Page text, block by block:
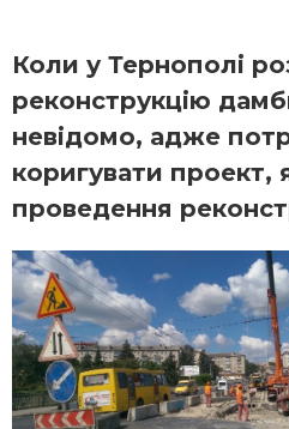
Коли у Тернополі
реконструкцію
невідомо, адже
коригувати проект,
проведення